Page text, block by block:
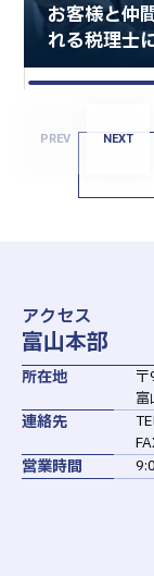
お客様と仲
れる税理士に
PREV NEXT
アクセス
富山本部
所在地
連絡先
営業時間